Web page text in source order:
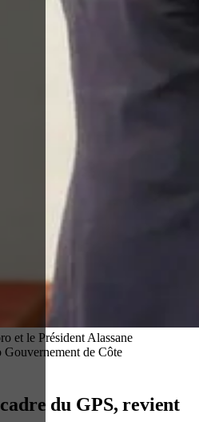
et le Président Alassane
de Côte
du GPS, revient